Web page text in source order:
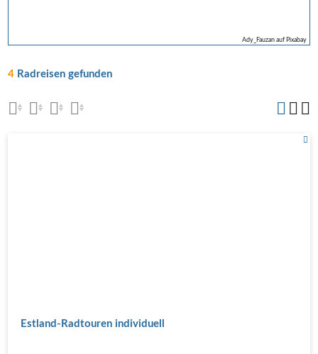
Ady_Fauzan auf Pixabay
4 Radreisen gefunden
Estland-Radtouren individuell